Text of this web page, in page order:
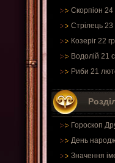
Скорпіон
Стрілець
Козеріг 22
Водолій 21
Риби 21
Гороскоп
День
Значення